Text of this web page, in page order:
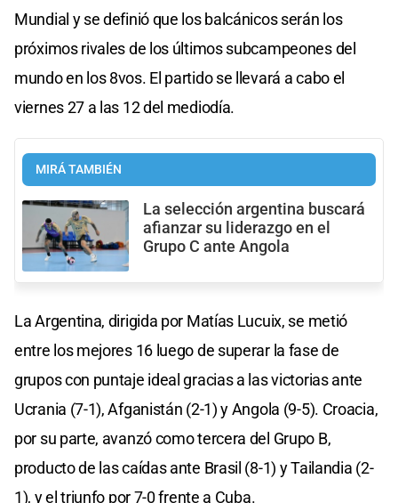
Mundial y se definió que los balcánicos serán los
próximos rivales de los últimos subcampeones del
mundo en los 8vos. El partido se llevará a cabo el
viernes 27 a las 12 del mediodía.
MIRÁ TAMBIÉN
La selección argentina buscará
afianzar su liderazgo en el
Grupo C ante Angola
La Argentina, dirigida por Matías Lucuix, se metió
entre los mejores 16 luego de superar la fase de
grupos con puntaje ideal gracias a las victorias ante
Ucrania (7-1), Afganistán (2-1) y Angola (9-5). Croacia,
por su parte, avanzó como tercera del Grupo B,
producto de las caídas ante Brasil (8-1) y Tailandia (2-
1), y el triunfo por 7-0 frente a Cuba.